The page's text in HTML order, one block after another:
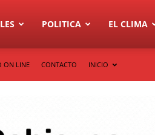
POLITICA EL CLIMA
ON LINE CONTACTO INICIO